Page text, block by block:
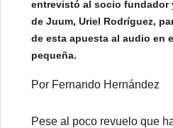
entrevistó al socio fundador
de Juum, Uriel Rodríguez,
de esta apuesta al audio en
pequeña.
Por Fernando Hernández
Pese al poco revuelo que